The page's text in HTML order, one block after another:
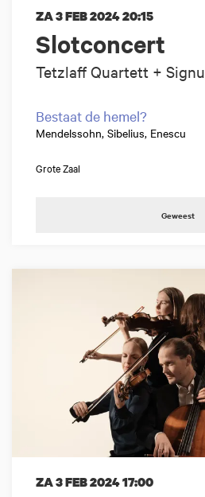
Slotconcert
Tetzlaff Quartett +
ZA 3 FEB 202420:15
Bestaat de hemel?
Mendelssohn, Sibelius, Enescu
Grote Zaal
Geweest
ZA 3 FEB 202417:00